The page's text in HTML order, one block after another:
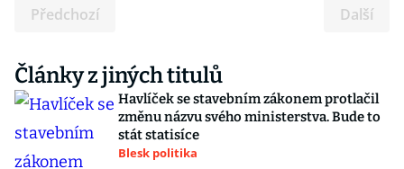
Předchozí Další
Články z jiných titulů
Havlíček se stavebním zákonem protlačil
změnu názvu svého ministerstva. Bude to
stát statisíce
Blesk politika